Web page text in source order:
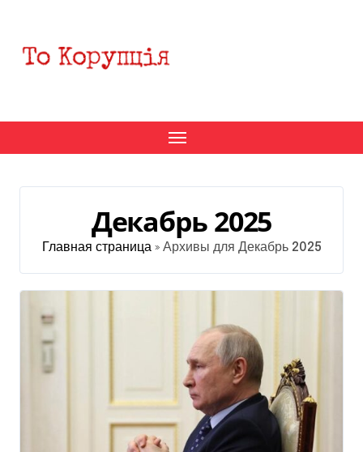
содержанию
Декабрь 2025
Главная страница» Архивы для Декабрь 2025